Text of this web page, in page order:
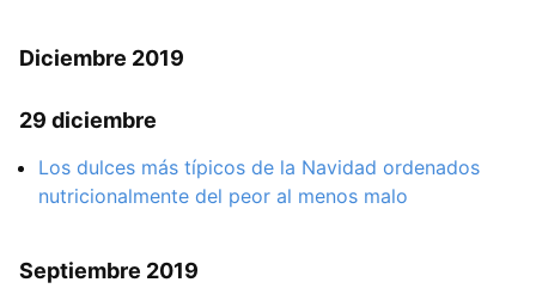
Diciembre 2019
29 diciembre
Los dulces más típicos de la Navidad ordenados
nutricionalmente del peor al menos malo
Septiembre 2019